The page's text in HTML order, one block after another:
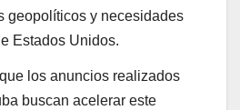
geopolíticos y necesidades
Estados Unidos.
los anuncios realizados
buscan acelerar este